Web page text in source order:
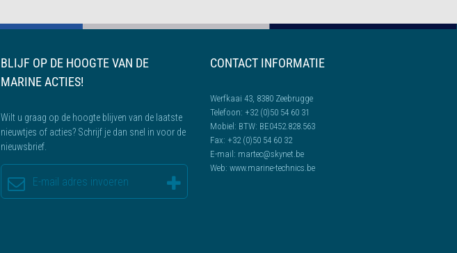
BLIJF OP DE HOOGTE VAN DE
MARINE ACTIES!
Wilt u graag op de hoogte blijven van de laatste
nieuwtjes of acties? Schrijf je dan snel in voor de
nieuwsbrief.
CONTACT INFORMATIE
Werfkaai 43, 8380 Zeebrugge
Telefoon: +32 (0)50 54 60 31
Mobiel: BTW: BE0452.828.563
Fax: +32 (0)50 54 60 32
E-mail: martec@skynet.be
Web: www.marine-technics.be